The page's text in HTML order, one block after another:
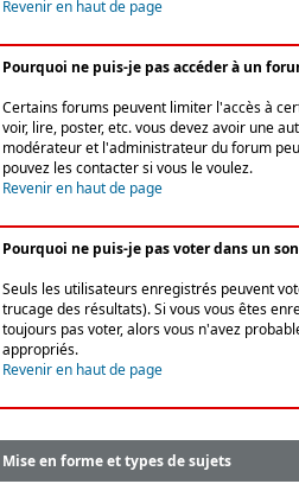
Revenir en haut de page
Pourquoi ne puis-je pas accéder à un
Certains forums peuvent limiter l'accès à
voir, lire, poster, etc. vous devez avoir une
modérateur et l'administrateur du forum
pouvez les contacter si vous le voulez.
Revenir en haut de page
Pourquoi ne puis-je pas voter dans un
Seuls les utilisateurs enregistrés peuvent
trucage des résultats). Si vous vous êtes
toujours pas voter, alors vous n'avez
appropriés.
Revenir en haut de page
Mise en forme et types de sujets